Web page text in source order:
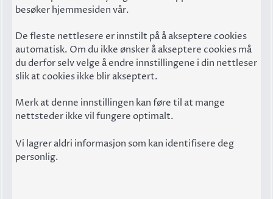
besøker hjemmesiden vår.
De fleste nettlesere er innstilt på å akseptere cookies
automatisk. Om du ikke ønsker å akseptere cookies må
du derfor selv velge å endre innstillingene i din nettleser
slik at cookies ikke blir akseptert.
Merk at denne innstillingen kan føre til at mange
nettsteder ikke vil fungere optimalt.
Vi lagrer aldri informasjon som kan identifisere deg
personlig.